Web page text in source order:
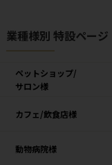
業種様別 特設ページ
ペットショップ/
サロン様
カフェ/飲食店様
動物病院様